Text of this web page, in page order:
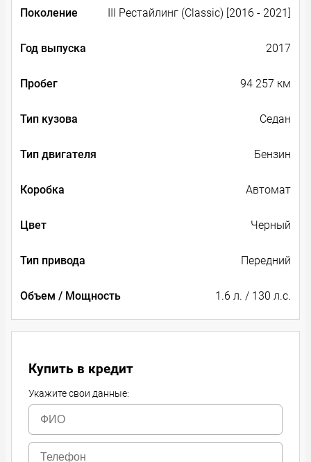
Поколение III Рестайлинг (Classic) [2016 - 2021]
Год выпуска 2017
Пробег 94 257 км
Тип кузова Седан
Тип двигателя Бензин
Коробка Автомат
Цвет Черный
Тип привода Передний
Объем / Мощность 1.6 л. / 130 л.с.
Купить в кредит
Укажите свои данные: